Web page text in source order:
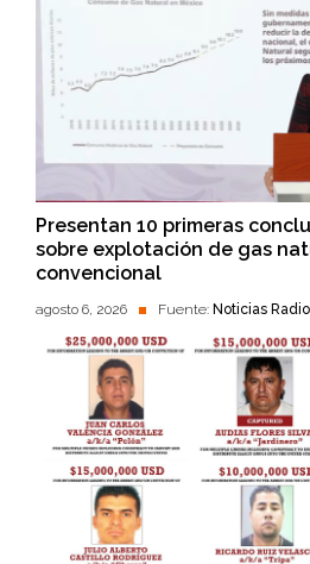
Presentan 10 primeras
sobre explotación de gas
convencional
agosto 6, 2026 Fuente: Noticias